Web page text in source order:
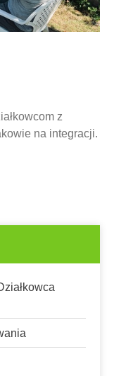
z
na integracji.